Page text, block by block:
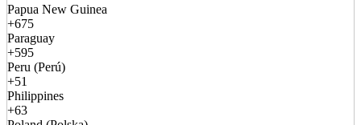
Papua New Guinea
+675
Paraguay
+595
Peru (Perú)
+51
Philippines
+63